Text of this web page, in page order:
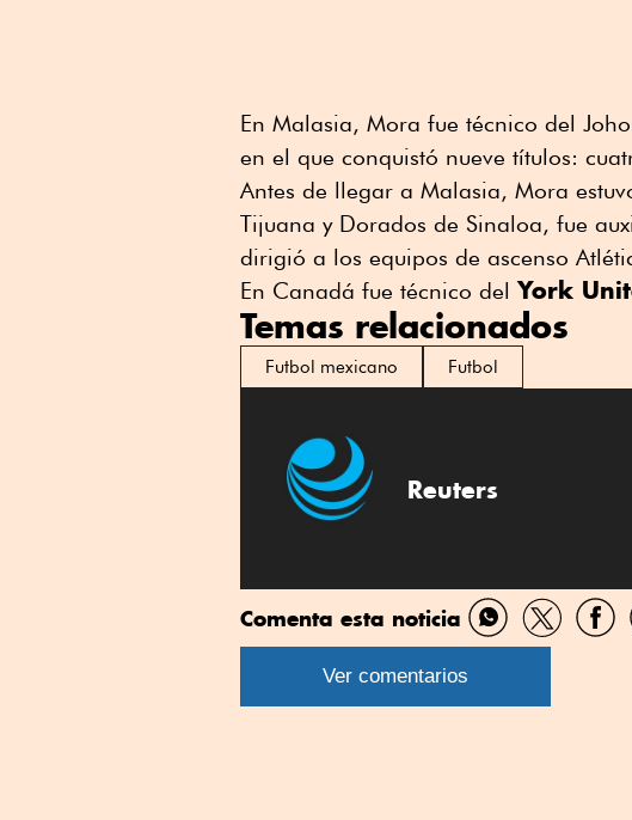
En Malasia, Mora fue técnico del
en el que conquistó nueve títulos:
Antes de llegar a Malasia, Mora
Tijuana y Dorados de Sinaloa, fue
dirigió a los equipos de ascenso
En Canadá fue técnico delYork
Temas relacionados
Futbol mexicano Futbol
Reuters
Comenta esta noticia
Compartir
por
por
Ver comentarios